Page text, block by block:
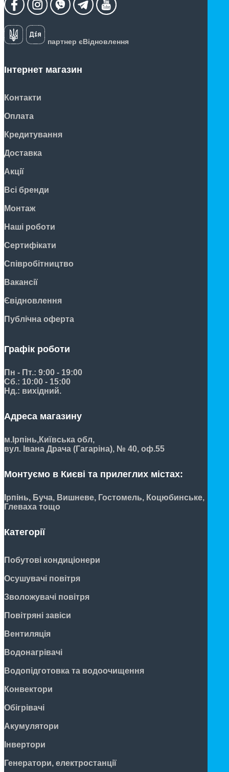
партнер єВідновлення
Інтернет магазин
Контакти
Оплата
Кредитування
Доставка
Акції
Всі бренди
Монтаж
Наші роботи
Сертифікати
Співробітництво
Вакансії
Євідновлення
Публічна оферта
Графік роботи
Пн - Пт.: 9:00 - 19:00
Сб.: 10:00 - 15:00
Нд.: вихідний.
Адреса магазину
м.Ірпінь,Київська обл,
вул. Івана Драча (Гагаріна), № 40, оф.55
Монтуємо в Києві та прилеглих містах:
Ірпінь, Буча, Вишневе, Гостомель, Коцюбинське,
Глеваха тощо
Категорії
Побутові кондиціонери
Осушувачі повітря
Зволожувачі повітря
Повітряні завіси
Вентиляція
Водонагрівачі
Водопідготовка та водоочищення
Конвектори
Обігрівачі
Акумулятори
Інвертори
Генератори, електростанції